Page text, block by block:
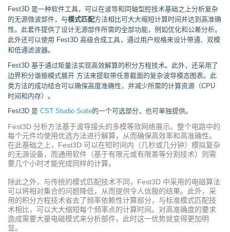
Fest3D 是一种软件工具，可以在波导和同轴型腔技术基础之上分析复杂
的无源微波部件，与模式匹配方法相比可大大缩短计算时间并达到高准确
性。此套件提供了设计无源部件所需的全部功能，例如优化和公差分析。
此外还可以使用 Fest3D 高级合成工具，通过用户规格来设计带通、双模
和低通滤波器。
Fest3D 基于通过矩量法实现高效解算的积分方程技术。此外，还采用了
边界积分谐振模式展开 方法来提取带任意截面的复杂波导模态图表。此
类方法的成功结合可以确保高度准确性，并减少所需的计算资源（CPU
时间和内存）。
Fest3D 是 CST Studio Suite的一个可选部分，也可单独提供。
Fest3D 分析方法基于波导接头的多模等效网络展示。整个电路中的
每个元件均使用优选方法进行解算，从而确保高效率和高准确性。
在此基础之上，Fest3D 可以在短时间内（几秒或几分钟）模拟复杂
的无源设备，而通用软件（基于有限元或有限差等分割技术）则需
要几个小时才能完成同样的计算。
除此之外，与传统的模式匹配技术不同，Fest3D 中采用的电磁算法
可以将相对集合的问题降低，从而提供令人信服的结果。此外，采
用的积分方程技术省去了频率依赖性计算部分，与标准模式匹配技
术相比，可以大大缩短每个频率点的计算时间。对高准确度的要求
造成需要大量电磁模式来分析部件，此时这一优势就变得更加明
显。